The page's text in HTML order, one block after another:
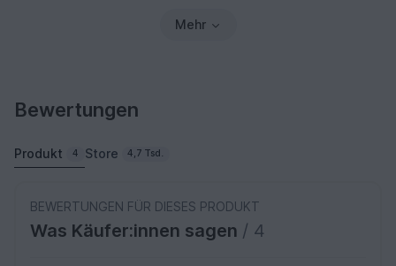
Mehr
Bewertungen
Produkt 4 Store 4,7 Tsd.
BEWERTUNGEN FÜR DIESES PRODUKT
Was Käufer:innen sagen / 4